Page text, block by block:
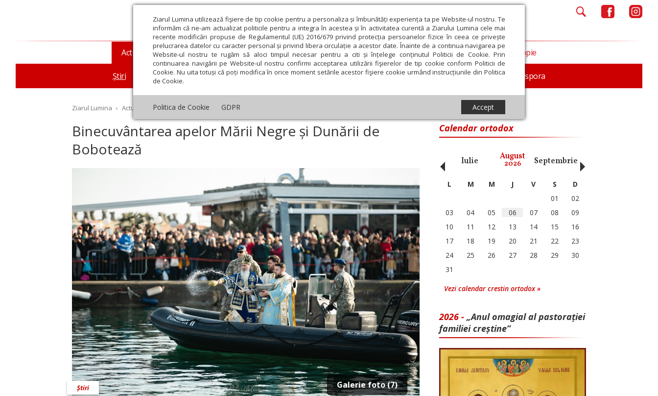
Ziarul Lumina utilizează fişiere de tip cookie pentru a personaliza și îmbunătăți experiența ta pe Website-ul nostru. Te
informăm că ne-am actualizat politicile pentru a integra în acestea și în activitatea curentă a Ziarului Lumina cele mai
recente modificări propuse de Regulamentul (UE) 2016/679 privind protecția persoanelor fizice în ceea ce privește
prelucrarea datelor cu caracter personal și privind libera circulație a acestor date. Înainte de a continua navigarea pe
Website-ul nostru te rugăm să aloci timpul necesar pentru a citi și înțelege conținutul Politicii de Cookie. Prin
continuarea navigării pe Website-ul nostru confirmi acceptarea utilizării fişierelor de tip cookie conform Politicii de
Cookie. Nu uita totuși că poți modifica în orice moment setările acestor fişiere cookie urmând instrucțiunile din Politica
de Cookie.
Politica de Cookie GDPR Accept
Actualitate religioasă
Știri Mesaje și cuvântări An omagial Comunicate de presă Documentar In memoriam Diaspora
Teologie și spiritualitate Educaţie și Cultură Societate Opinii Filantropie
Ziarul Lumina › Actualitate religioasă › Știri › Binecuvântarea apelor Mării Negre și Dunării de Bobotează
Binecuvântarea apelor Mării Negre și Dunării de
Bobotează
Galerie foto (7)
Știri
Calendar ortodox
Iulie August
2026 Septembrie Octombrie
‹ L M M J V S
D
01
02
03
04 05 06 07 08
09
10
11 12 13 14 15
16
17
18 19 20 21 22
23
24
25 26 27 28 29
30
31
Vezi calendar crestin ortodox »
2026 - „Anul omagial al pastorației
familiei creștine”